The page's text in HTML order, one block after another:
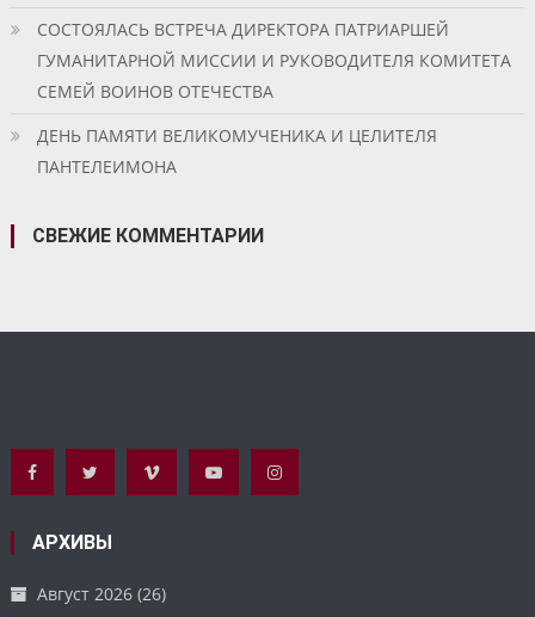
СОСТОЯЛАСЬ ВСТРЕЧА ДИРЕКТОРА ПАТРИАРШЕЙ
ГУМАНИТАРНОЙ МИССИИ И РУКОВОДИТЕЛЯ КОМИТЕТА
СЕМЕЙ ВОИНОВ ОТЕЧЕСТВА
ДЕНЬ ПАМЯТИ ВЕЛИКОМУЧЕНИКА И ЦЕЛИТЕЛЯ
ПАНТЕЛЕИМОНА
СВЕЖИЕ КОММЕНТАРИИ
АРХИВЫ
Август 2026 (26)